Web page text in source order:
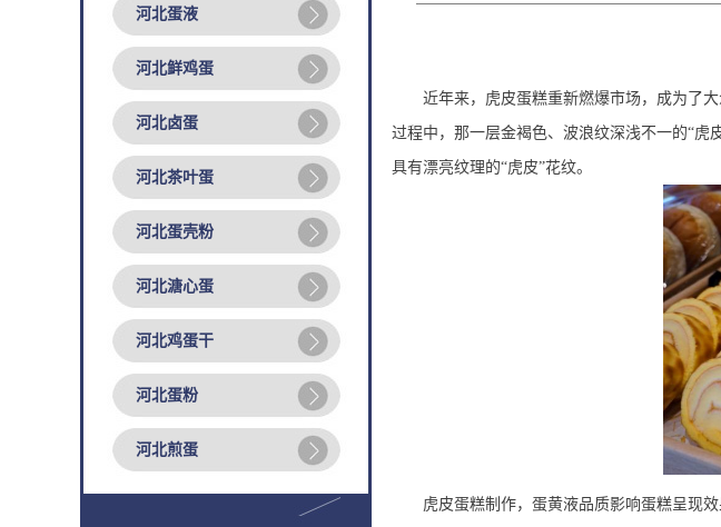
河北蛋液
河北鲜鸡蛋
河北卤蛋
河北茶叶蛋
河北蛋壳粉
河北溏心蛋
河北鸡蛋干
河北蛋粉
河北煎蛋
近年来， 虎皮蛋糕重新燃爆市场， 成为了大
过程中，那一层金褐色、波浪纹深浅不一的“虎
具有漂亮纹理的“虎皮”花纹。
虎皮蛋糕制作，蛋黄液品质影响蛋糕呈现